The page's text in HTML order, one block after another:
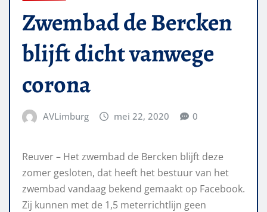
Zwembad de Bercken
blijft dicht vanwege
corona
AVLimburg mei 22, 2020 0
Reuver – Het zwembad de Bercken blijft deze
zomer gesloten, dat heeft het bestuur van het
zwembad vandaag bekend gemaakt op Facebook.
Zij kunnen met de 1,5 meterrichtlijn geen